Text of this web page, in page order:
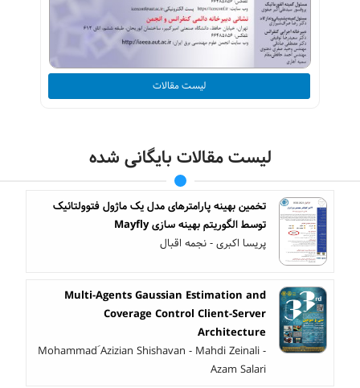
لیست مقالات
لیست مقالات بایگانی شده
تخمین بهینه پارامترهای مدل یک ماژول فتوولتائیک
توسط الگوریتم بهینه سازی Mayfly
پریسا اکبری - نجمه اقبال
Multi-Agents Gaussian Estimation and
Coverage Control Client-Server
Architecture
Mohammad َAzizian Shishavan - Mahdi Zeinali -
Azam Salari